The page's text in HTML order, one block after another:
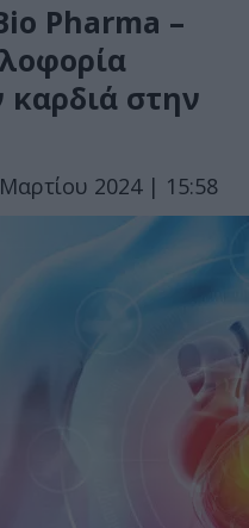
Pharma –
στην
2024 | 15:58